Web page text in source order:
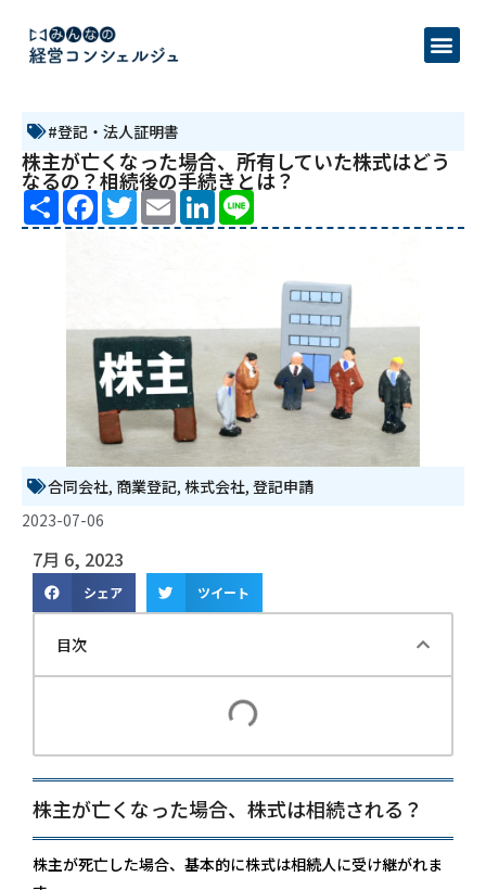
#登記・法人証明書
株主が亡くなった場合、所有していた株式はどう
なるの？相続後の手続きとは？
Share Facebook
TwitterEmailLinkedIn
合同会社, 商業登記, 株式会社, 登記申請
2023-07-06
7月 6, 2023
シェア ツイート
目次
株主が亡くなった場合、株式は相続される？
株主が死亡した場合、基本的に株式は相続人に受け継がれま